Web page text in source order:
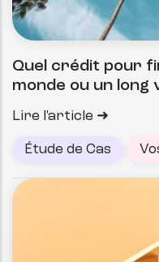
Quel crédit pour
monde ou un long
Lire l'article
Étude de Cas